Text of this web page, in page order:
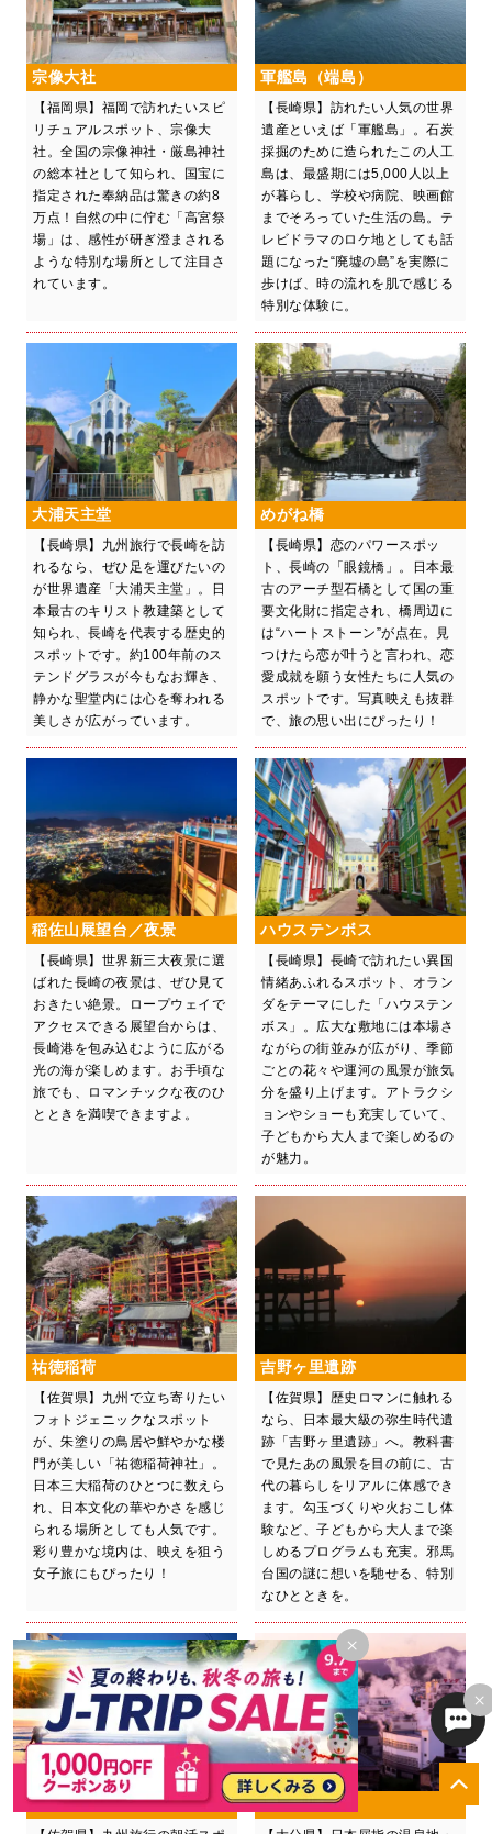
×
宗像大社
【福岡県】福岡で訪れたいスピ
リチュアルスポット、宗像大
社。全国の宗像神社・厳島神社
の総本社として知られ、国宝に
指定された奉納品は驚きの約8
万点！自然の中に佇む「高宮祭
場」は、感性が研ぎ澄まされる
ような特別な場所として注目さ
れています。
軍艦島（端島）
【長崎県】訪れたい人気の世界
遺産といえば「軍艦島」。石炭
採掘のために造られたこの人工
島は、最盛期には5,000人以上
が暮らし、学校や病院、映画館
までそろっていた生活の島。テ
レビドラマのロケ地としても話
題になった“廃墟の島”を実際に
歩けば、時の流れを肌で感じる
特別な体験に。
大浦天主堂
【長崎県】九州旅行で長崎を訪
れるなら、ぜひ足を運びたいの
が世界遺産「大浦天主堂」。日
本最古のキリスト教建築として
知られ、長崎を代表する歴史的
スポットです。約100年前のス
テンドグラスが今もなお輝き、
静かな聖堂内には心を奪われる
美しさが広がっています。
めがね橋
【長崎県】恋のパワースポッ
ト、長崎の「眼鏡橋」。日本最
古のアーチ型石橋として国の重
要文化財に指定され、橋周辺に
は“ハートストーン”が点在。見
つけたら恋が叶うと言われ、恋
愛成就を願う女性たちに人気の
スポットです。写真映えも抜群
で、旅の思い出にぴったり！
稲佐山展望台／夜景
【長崎県】世界新三大夜景に選
ばれた長崎の夜景は、ぜひ見て
おきたい絶景。ロープウェイで
アクセスできる展望台からは、
長崎港を包み込むように広がる
光の海が楽しめます。お手頃な
旅でも、ロマンチックな夜のひ
とときを満喫できますよ。
ハウステンボス
【長崎県】長崎で訪れたい異国
情緒あふれるスポット、オラン
ダをテーマにした「ハウステン
ボス」。広大な敷地には本場さ
ながらの街並みが広がり、季節
ごとの花々や運河の風景が旅気
分を盛り上げます。アトラクシ
ョンやショーも充実していて、
子どもから大人まで楽しめるの
が魅力。
祐徳稲荷
【佐賀県】九州で立ち寄りたい
フォトジェニックなスポット
が、朱塗りの鳥居や鮮やかな楼
門が美しい「祐徳稲荷神社」。
日本三大稲荷のひとつに数えら
れ、日本文化の華やかさを感じ
られる場所としても人気です。
彩り豊かな境内は、映えを狙う
女子旅にもぴったり！
吉野ヶ里遺跡
【佐賀県】歴史ロマンに触れる
なら、日本最大級の弥生時代遺
跡「吉野ヶ里遺跡」へ。教科書
で見たあの風景を目の前に、古
代の暮らしをリアルに体感でき
ます。勾玉づくりや火おこし体
験など、子どもから大人まで楽
しめるプログラムも充実。邪馬
台国の謎に想いを馳せる、特別
なひとときを。
呼子の朝市 別府温泉
×